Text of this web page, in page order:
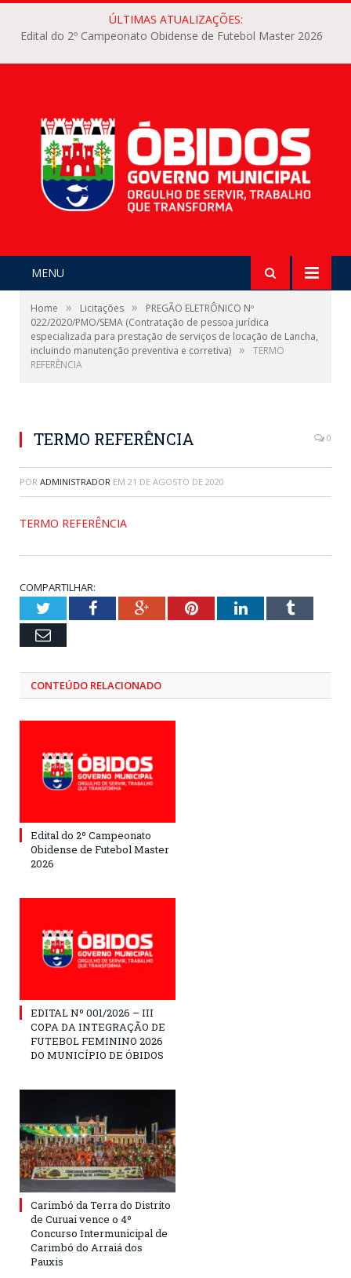
ÚLTIMAS ATUALIZAÇÕES:
Edital do 2º Campeonato Obidense de Futebol Master 2026
MENU
Home » Licitações »
PREGÃO ELETRÔNICO Nº
022/2020/PMO/SEMA (Contratação de pessoa jurídica
especializada para prestação de serviços de locação de Lancha,
incluindo manutenção preventiva e corretiva) »
TERMO
REFERÊNCIA
TERMO REFERÊNCIA 0
POR ADMINISTRADOR EM 21 DE AGOSTO DE 2020
TERMO REFERÊNCIA
COMPARTILHAR:
TwitterFacebookGoogle+PinterestLinkedInTumblr
Email
CONTEÚDO RELACIONADO
Edital do 2º Campeonato
Obidense de Futebol Master
2026
EDITAL Nº 001/2026 – III
COPA DA INTEGRAÇÃO DE
FUTEBOL FEMININO 2026
DO MUNICÍPIO DE ÓBIDOS
Carimbó da Terra do Distrito
de Curuai vence o 4º
Concurso Intermunicipal de
Carimbó do Arraiá dos
Pauxis